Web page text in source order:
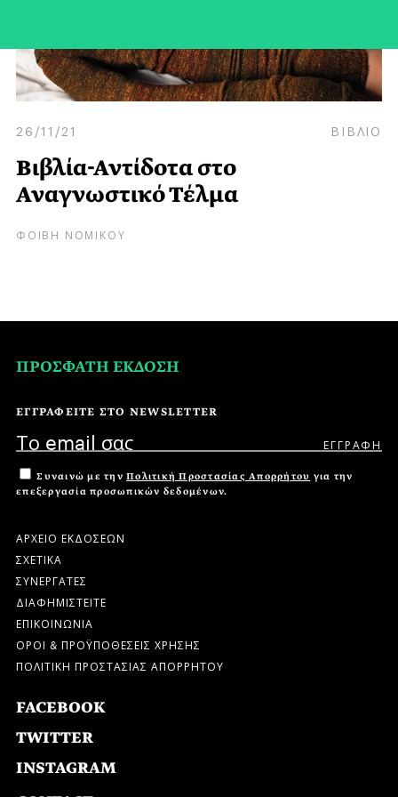
26/11/21 ΒΙΒΛΙΟ
Βιβλία-Αντίδοτα στο
Αναγνωστικό Τέλμα
ΦΟΙΒΗ ΝΟΜΙΚΟΥ
ΠΡΟΣΦΑΤΗ ΕΚΔΟΣΗ
ΕΓΓΡΑΦΕΙΤΕ ΣΤΟ NEWSLETTER
Συναινώ με την Πολιτική Προστασίας Απορρήτου για την
επεξεργασία προσωπικών δεδομένων.
ΑΡΧΕΙΟ ΕΚΔΟΣΕΩΝ
ΣΧΕΤΙΚΑ
ΣΥΝΕΡΓΑΤΕΣ
ΔΙΑΦΗΜΙΣΤΕΙΤΕ
ΕΠΙΚΟΙΝΩΝΙΑ
ΟΡΟΙ & ΠΡΟΫΠΟΘΕΣΕΙΣ ΧΡΗΣΗΣ
ΠΟΛΙΤΙΚΗ ΠΡΟΣΤΑΣΙΑΣ ΑΠΟΡΡΗΤΟΥ
FACEBOOK
TWITTER
INSTAGRAM